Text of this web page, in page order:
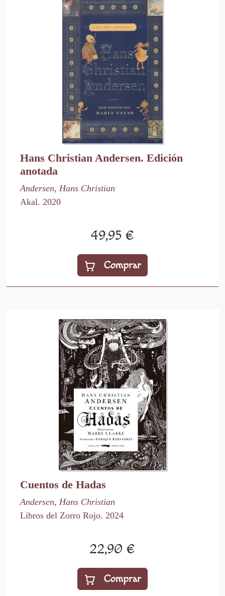
Hans Christian Andersen. Edición
anotada
Andersen, Hans Christian
Akal. 2020
49,95 €
Comprar
Cuentos de Hadas
Andersen, Hans Christian
Libros del Zorro Rojo. 2024
22,90 €
Comprar